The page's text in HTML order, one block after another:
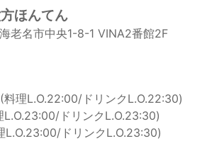
ほんてん
老名市中央1-8-1 VINA2番館2F
理L.O.22:00/ドリンクL.O.22:30)
ドリンクL.O.23:30)
ドリンクL.O.23:30)